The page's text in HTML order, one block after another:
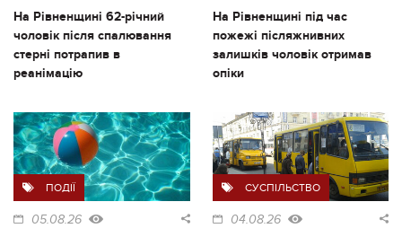
На Рівненщині 62-річний
чоловік після спалювання
стерні потрапив в
реанімацію
На Рівненщині під час
пожежі післяжнивних
залишків чоловік отримав
опіки
ПОДІЇ
05.08.26
СУСПІЛЬСТВО
04.08.26